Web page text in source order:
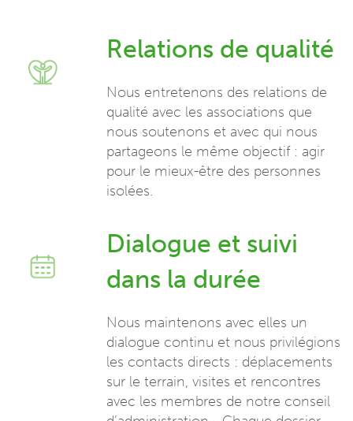
Relations de qualité
Nous entretenons des relations de
qualité avec les associations que
nous soutenons et avec qui nous
partageons le même objectif : agir
pour le mieux-être des personnes
isolées.
Dialogue et suivi
dans la durée
Nous maintenons avec elles un
dialogue continu et nous privilégions
les contacts directs : déplacements
sur le terrain, visites et rencontres
avec les membres de notre conseil